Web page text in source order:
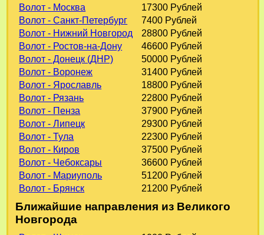
Волот - Москва
17300 Рублей
Волот - Санкт-Петербург
7400 Рублей
Волот - Нижний Новгород
28800 Рублей
Волот - Ростов-на-Дону
46600 Рублей
Волот - Донецк (ДНР)
50000 Рублей
Волот - Воронеж
31400 Рублей
Волот - Ярославль
18800 Рублей
Волот - Рязань
22800 Рублей
Волот - Пенза
37900 Рублей
Волот - Липецк
29300 Рублей
Волот - Тула
22300 Рублей
Волот - Киров
37500 Рублей
Волот - Чебоксары
36600 Рублей
Волот - Мариуполь
51200 Рублей
Волот - Брянск
21200 Рублей
Ближайшие направления из Великого
Новгорода